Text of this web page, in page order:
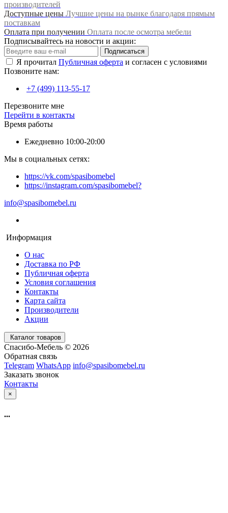
производителей
Доступные цены Лучшие цены на рынке благодаря прямым
поставкам
Оплата при получении Оплата после осмотра мебели
Подписывайтесь на новости и акции:
Подписаться
Я прочитал Публичная оферта и согласен с условиями
Позвоните нам:
+7 (499) 113-55-17
Перезвоните мне
Перейти в контакты
Время работы
Ежедневно 10:00-20:00
Мы в социальных сетях:
https://vk.com/spasibomebel
https://instagram.com/spasibomebel?
info@spasibomebel.ru
Информация
О нас
Доставка по РФ
Публичная оферта
Условия соглашения
Контакты
Карта сайта
Производители
Акции
Каталог товаров
Спасибо-Мебель © 2026
Обратная связь
Telegram WhatsApp info@spasibomebel.ru
Заказать звонок
Контакты
×
...